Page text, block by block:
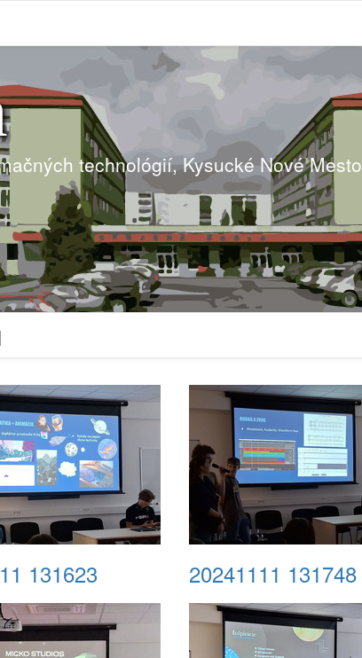
technológií, Kysucké Nové Mesto
131623 20241111 131748